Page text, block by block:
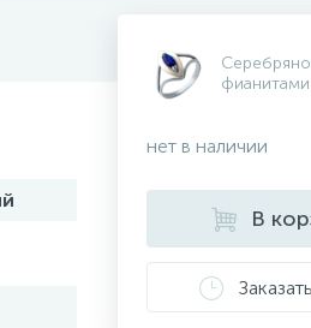
фианитами
нет в наличии
В